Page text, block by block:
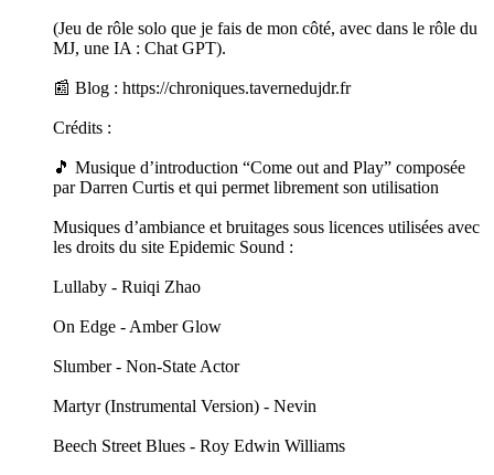
(Jeu de rôle solo que je fais de mon côté, avec dans le rôle du
MJ, une IA : Chat GPT).
📰 Blog : https://chroniques.tavernedujdr.fr
Crédits :
🎵 Musique d’introduction “Come out and Play” composée
par Darren Curtis et qui permet librement son utilisation
Musiques d’ambiance et bruitages sous licences utilisées avec
les droits du site Epidemic Sound :
Lullaby - Ruiqi Zhao
On Edge - Amber Glow
Slumber - Non-State Actor
Martyr (Instrumental Version) - Nevin
Beech Street Blues - Roy Edwin Williams